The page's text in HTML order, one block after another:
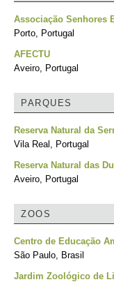
Associação Senhores
Porto, Portugal
AFECTU
Aveiro, Portugal
PARQUES
Reserva Natural da
Vila Real, Portugal
Reserva Natural das
Aveiro, Portugal
ZOOS
Centro de Educação
São Paulo, Brasil
Jardim Zoológico de